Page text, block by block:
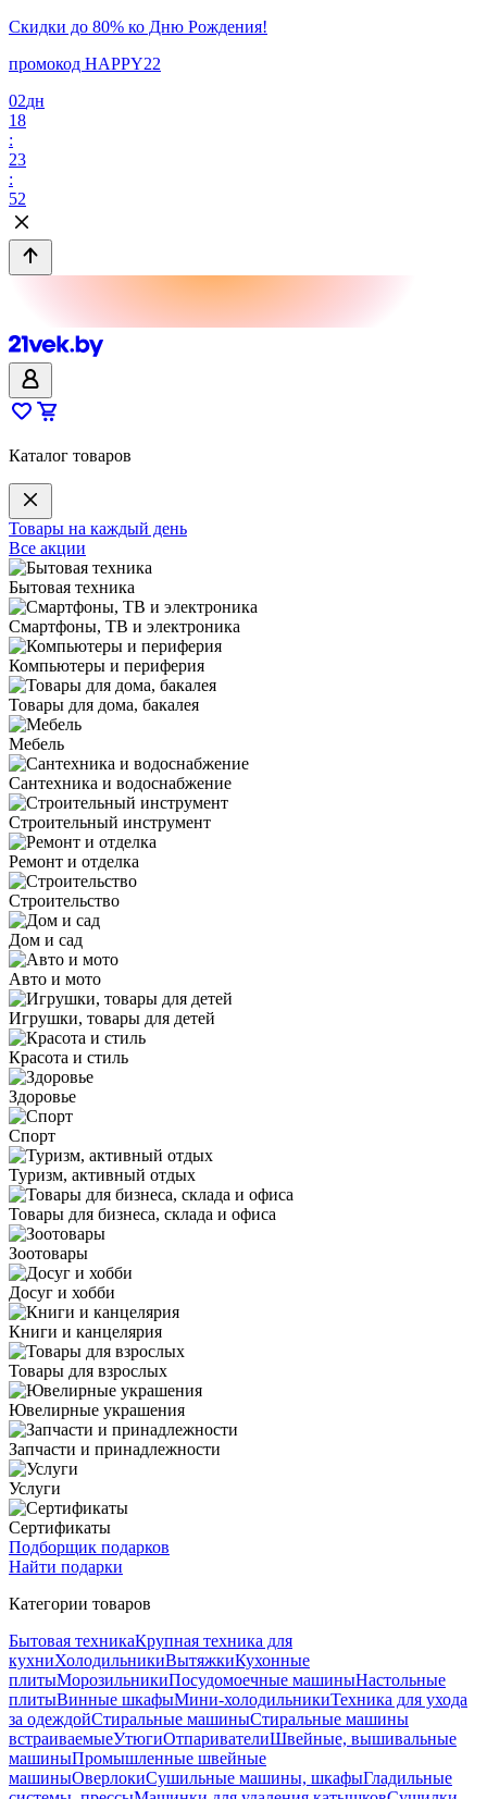
Скидки до 80% ко Дню Рождения!
промокод HAPPY22
02дн
18
:
23
:
52
Каталог товаров
Товары на каждый день
Все акции
Бытовая техника
Смартфоны, ТВ и электроника
Компьютеры и периферия
Товары для дома, бакалея
Мебель
Сантехника и водоснабжение
Строительный инструмент
Ремонт и отделка
Строительство
Дом и сад
Авто и мото
Игрушки, товары для детей
Красота и стиль
Здоровье
Спорт
Туризм, активный отдых
Товары для бизнеса, склада и офиса
Зоотовары
Досуг и хобби
Книги и канцелярия
Товары для взрослых
Ювелирные украшения
Запчасти и принадлежности
Услуги
Сертификаты
Подборщик подарков
Найти подарки
Категории товаров
Бытовая техникаКрупная техника для
кухниХолодильникиВытяжкиКухонные
плитыМорозильникиПосудомоечные машиныНастольные
плитыВинные шкафыМини-холодильникиТехника для ухода
за одеждойСтиральные машиныСтиральные машины
встраиваемыеУтюгиОтпаривателиШвейные, вышивальные
машиныПромышленные швейные
машиныОверлокиСушильные машины, шкафыГладильные